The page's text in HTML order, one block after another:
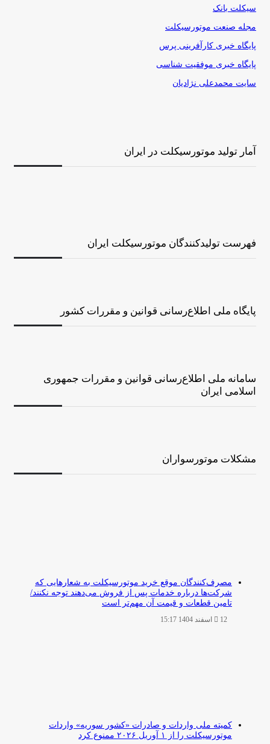
سیکلت بانک
مجله صنعت موتورسیکلت
پایگاه خبری کارآفرینی پرس
پایگاه خبری موفقیت شناسی
سایت محمدعلی نژادیان
آمار تولید موتورسیکلت در ایران
فهرست تولیدکنندگان موتورسیکلت ایران
پایگاه ملی اطلاع‌رسانی قوانین و مقررات کشور
سامانه ملی اطلاع‌رسانی قوانین و مقررات جمهوری
اسلامی ایران
مشکلات موتورسواران
مصرف‌کنندگان موقع خرید موتورسیکلت به شعارهایی که
شرکت‌ها درباره خدمات پس از فروش می‌دهند توجه نکنند/
تامین قطعات و قیمت آن مهم‌تر است
12 اسفند 1404 15:17
کمیته ملی واردات و صادرات «کشور سوریه» واردات
موتورسیکلت را از ۱ آوریل ۲۰۲۶ ممنوع کرد